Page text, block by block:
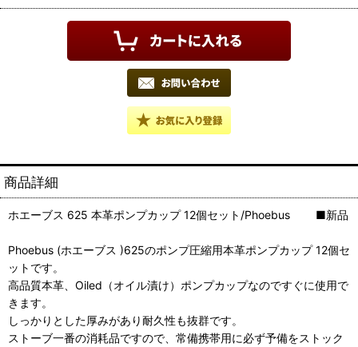
商品詳細
ホエーブス 625 本革ポンプカップ 12個セット/Phoebus ■新品
Phoebus (ホエーブス )625のポンプ圧縮用本革ポンプカップ 12個セ
ットです。
高品質本革、Oiled（オイル漬け）ポンプカップなのですぐに使用で
きます。
しっかりとした厚みがあり耐久性も抜群です。
ストーブ一番の消耗品ですので、常備携帯用に必ず予備をストック